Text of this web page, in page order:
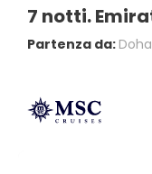
7 notti.
Partenza da: